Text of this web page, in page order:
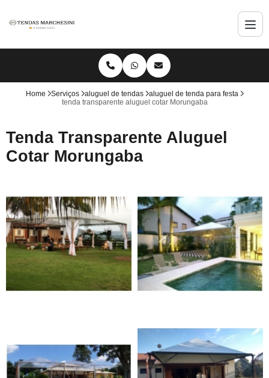
Home Serviços aluguel de tendas
aluguel de tenda para festa
tenda transparente aluguel cotar Morungaba
Tenda Transparente Aluguel
Cotar Morungaba